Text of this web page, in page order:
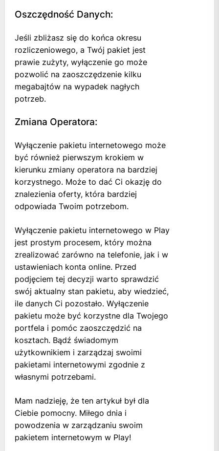
Oszczędność Danych:
Jeśli zbliżasz się do końca okresu
rozliczeniowego, a Twój pakiet jest
prawie zużyty, wyłączenie go może
pozwolić na zaoszczędzenie kilku
megabajtów na wypadek nagłych
potrzeb.
Zmiana Operatora:
Wyłączenie pakietu internetowego może
być również pierwszym krokiem w
kierunku zmiany operatora na bardziej
korzystnego. Może to dać Ci okazję do
znalezienia oferty, która bardziej
odpowiada Twoim potrzebom.
Wyłączenie pakietu internetowego w Play
jest prostym procesem, który można
zrealizować zarówno na telefonie, jak i w
ustawieniach konta online. Przed
podjęciem tej decyzji warto sprawdzić
swój aktualny stan pakietu, aby wiedzieć,
ile danych Ci pozostało. Wyłączenie
pakietu może być korzystne dla Twojego
portfela i pomóc zaoszczędzić na
kosztach. Bądź świadomym
użytkownikiem i zarządzaj swoimi
pakietami internetowymi zgodnie z
własnymi potrzebami.
Mam nadzieję, że ten artykuł był dla
Ciebie pomocny. Miłego dnia i
powodzenia w zarządzaniu swoim
pakietem internetowym w Play!